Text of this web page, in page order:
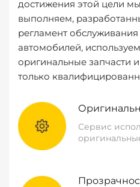
достижения этой цели
выполняем,
регламент
автомобилей,
оригинальные запчасти
только
Сервис